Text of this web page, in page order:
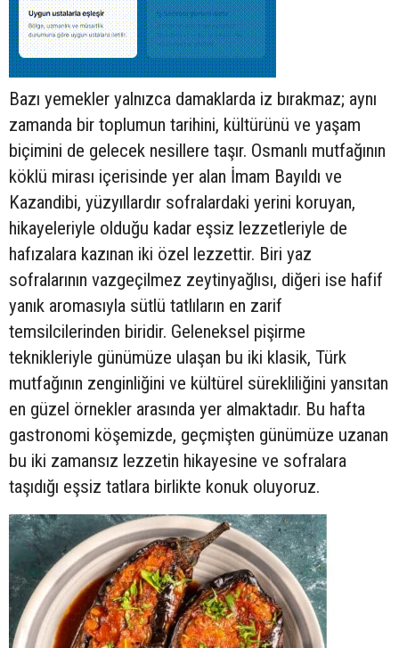
Bazı yemekler yalnızca damaklarda iz bırakmaz; aynı
zamanda bir toplumun tarihini, kültürünü ve yaşam
biçimini de gelecek nesillere taşır. Osmanlı mutfağının
köklü mirası içerisinde yer alan İmam Bayıldı ve
Kazandibi, yüzyıllardır sofralardaki yerini koruyan,
hikayeleriyle olduğu kadar eşsiz lezzetleriyle de
hafızalara kazınan iki özel lezzettir. Biri yaz
sofralarının vazgeçilmez zeytinyağlısı, diğeri ise hafif
yanık aromasıyla sütlü tatlıların en zarif
temsilcilerinden biridir. Geleneksel pişirme
teknikleriyle günümüze ulaşan bu iki klasik, Türk
mutfağının zenginliğini ve kültürel sürekliliğini yansıtan
en güzel örnekler arasında yer almaktadır. Bu hafta
gastronomi köşemizde, geçmişten günümüze uzanan
bu iki zamansız lezzetin hikayesine ve sofralara
taşıdığı eşsiz tatlara birlikte konuk oluyoruz.